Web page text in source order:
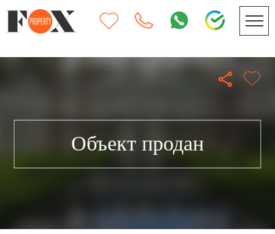
Объект продан